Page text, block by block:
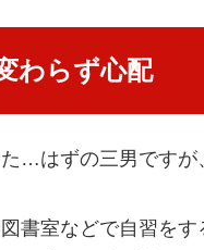
わらず心配
…はずの三男です
書室などで自習を